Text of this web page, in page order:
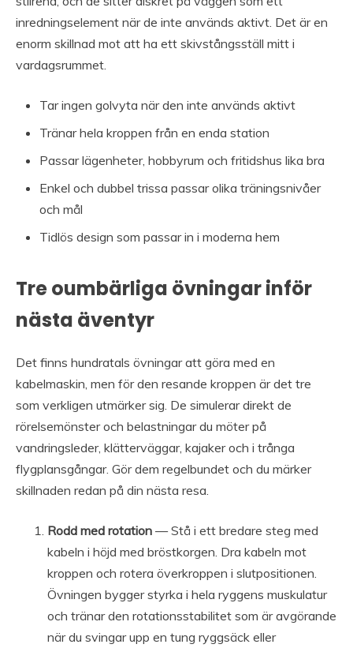
inredningselement när de inte används aktivt. Det är en
enorm skillnad mot att ha ett skivstångsställ mitt i
vardagsrummet.
Tar ingen golvyta när den inte används aktivt
Tränar hela kroppen från en enda station
Passar lägenheter, hobbyrum och fritidshus lika bra
Enkel och dubbel trissa passar olika träningsnivåer
och mål
Tidlös design som passar in i moderna hem
Tre oumbärliga övningar inför
nästa äventyr
Det finns hundratals övningar att göra med en
kabelmaskin, men för den resande kroppen är det tre
som verkligen utmärker sig. De simulerar direkt de
rörelsemönster och belastningar du möter på
vandringsleder, klätterväggar, kajaker och i trånga
flygplansgångar. Gör dem regelbundet och du märker
skillnaden redan på din nästa resa.
Rodd med rotation — Stå i ett bredare steg med
kabeln i höjd med bröstkorgen. Dra kabeln mot
kroppen och rotera överkroppen i slutpositionen.
Övningen bygger styrka i hela ryggens muskulatur
och tränar den rotationsstabilitet som är avgörande
när du svingar upp en tung ryggsäck eller